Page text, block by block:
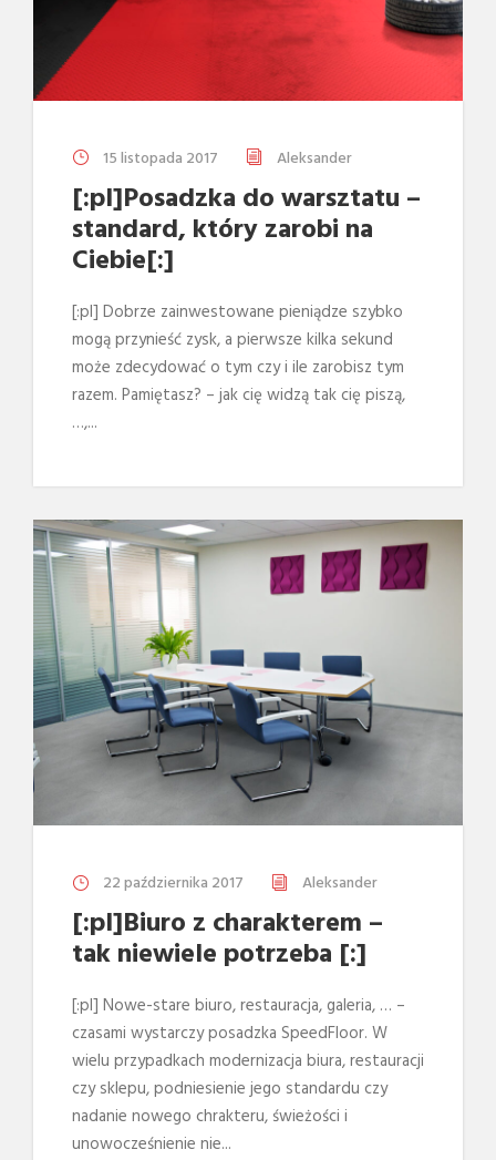
15 listopada 2017 Aleksander
[:pl]Posadzka do warsztatu –
standard, który zarobi na
Ciebie[:]
[:pl] Dobrze zainwestowane pieniądze szybko
mogą przynieść zysk, a pierwsze kilka sekund
może zdecydować o tym czy i ile zarobisz tym
razem. Pamiętasz? – jak cię widzą tak cię piszą,
…,...
22 października 2017 Aleksander
[:pl]Biuro z charakterem –
tak niewiele potrzeba [:]
[:pl] Nowe-stare biuro, restauracja, galeria, … –
czasami wystarczy posadzka SpeedFloor. W
wielu przypadkach modernizacja biura, restauracji
czy sklepu, podniesienie jego standardu czy
nadanie nowego chrakteru, świeżości i
unowocześnienie nie...